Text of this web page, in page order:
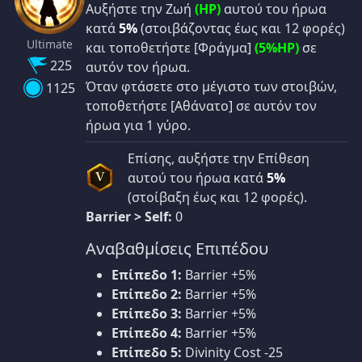
Ultimate
225
1125
Αυξήστε την Ζωή (HP) αυτού του ήρωα
κατά5%(στοιβάζοντας έως και 12 φορές)
και τοποθετήστε [Φράγμα] (5%HP) σε
αυτόν τον ήρωα.
Όταν φτάσετε στο μέγιστο των στοιβών,
τοποθετήστε [Αθάνατο] σε αυτόν τον
ήρωα για 1 γύρο.
V
Επίσης, αυξήστε την Επίθεση
αυτού του ήρωα κατά5%
(στοίβαξη έως και 12 φορές).
Barrier > Self: 0
Αναβαθμίσεις Επιπέδου
Επίπεδο 1: Barrier +5%
Επίπεδο 2: Barrier +5%
Επίπεδο 3: Barrier +5%
Επίπεδο 4: Barrier +5%
Επίπεδο 5: Divinity Cost -25